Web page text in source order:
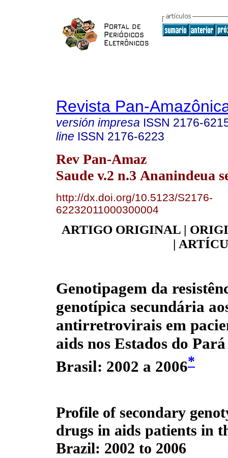
Revista Pan-
versión impresa ISSN 2176-
line ISSN 2176-6223
Rev Pan-Amaz
Saude v.2 n.3 Ananindeua
http://dx.doi.org/10.5123/S2176-
62232011000300004
ARTIGO ORIGINAL |
|
Genotipagem da
genotípica secundária
antirretrovirais em
aids nos Estados do
Brasil: 2002 a 2006*
Profile of secondary
drugs in aids patients in
Brazil: 2002 to 2006